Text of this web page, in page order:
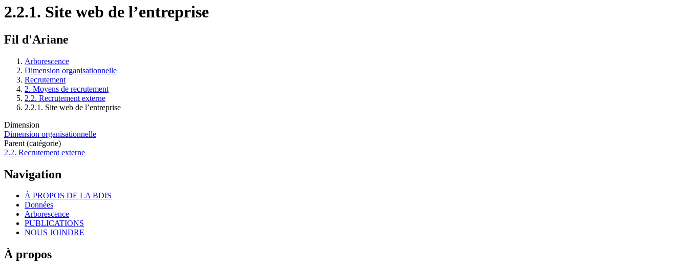
2.2.1. Site web de l’entreprise
Fil d'Ariane
Arborescence
Dimension organisationnelle
Recrutement
2. Moyens de recrutement
2.2. Recrutement externe
2.2.1. Site web de l’entreprise
Dimension
Dimension organisationnelle
Parent (catégorie)
2.2. Recrutement externe
Navigation
À PROPOS DE LA BDIS
Données
Arborescence
PUBLICATIONS
NOUS JOINDRE
À propos